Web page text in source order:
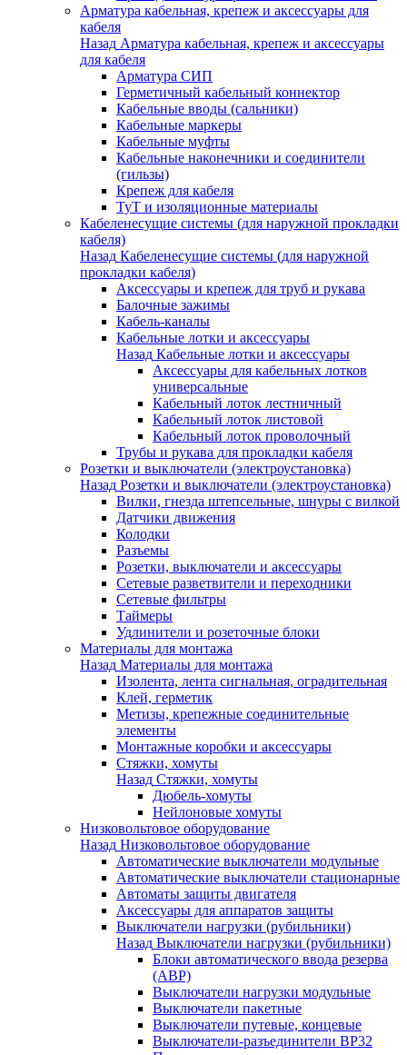
Арматура кабельная, крепеж и аксессуары для
кабеля
Назад Арматура кабельная, крепеж и аксессуары
для кабеля
Арматура СИП
Герметичный кабельный коннектор
Кабельные вводы (сальники)
Кабельные маркеры
Кабельные муфты
Кабельные наконечники и соединители
(гильзы)
Крепеж для кабеля
ТуТ и изоляционные материалы
Кабеленесущие системы (для наружной прокладки
кабеля)
Назад Кабеленесущие системы (для наружной
прокладки кабеля)
Аксессуары и крепеж для труб и рукава
Балочные зажимы
Кабель-каналы
Кабельные лотки и аксессуары
Назад Кабельные лотки и аксессуары
Аксессуары для кабельных лотков
универсальные
Кабельный лоток лестничный
Кабельный лоток листовой
Кабельный лоток проволочный
Трубы и рукава для прокладки кабеля
Розетки и выключатели (электроустановка)
Назад Розетки и выключатели (электроустановка)
Вилки, гнезда штепсельные, шнуры с вилкой
Датчики движения
Колодки
Разъемы
Розетки, выключатели и аксессуары
Сетевые разветвители и переходники
Сетевые фильтры
Таймеры
Удлинители и розеточные блоки
Материалы для монтажа
Назад Материалы для монтажа
Изолента, лента сигнальная, оградительная
Клей, герметик
Метизы, крепежные соединительные
элементы
Монтажные коробки и аксессуары
Стяжки, хомуты
Назад Стяжки, хомуты
Дюбель-хомуты
Нейлоновые хомуты
Низковольтовое оборудование
Назад Низковольтовое оборудование
Автоматические выключатели модульные
Автоматические выключатели стационарные
Автоматы защиты двигателя
Аксессуары для аппаратов защиты
Выключатели нагрузки (рубильники)
Назад Выключатели нагрузки (рубильники)
Блоки автоматического ввода резерва
(АВР)
Выключатели нагрузки модульные
Выключатели пакетные
Выключатели путевые, концевые
Выключатели-разъединители ВР32